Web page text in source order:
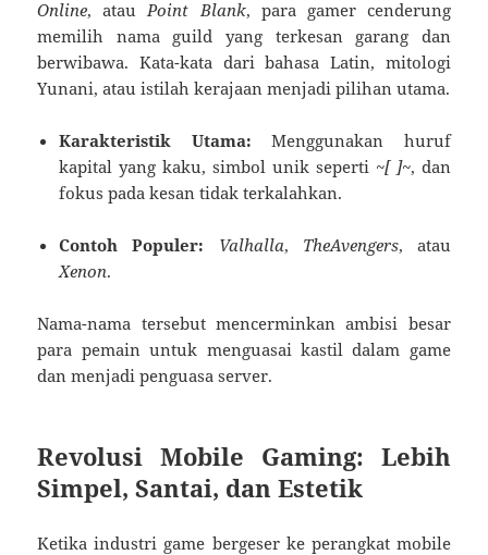
Online, atau Point Blank, para gamer cenderung
memilih nama guild yang terkesan garang dan
berwibawa. Kata-kata dari bahasa Latin, mitologi
Yunani, atau istilah kerajaan menjadi pilihan utama.
Karakteristik Utama: Menggunakan huruf
kapital yang kaku, simbol unik seperti ~[ ]~, dan
fokus pada kesan tidak terkalahkan.
Contoh Populer: Valhalla, TheAvengers, atau
Xenon.
Nama-nama tersebut mencerminkan ambisi besar
para pemain untuk menguasai kastil dalam game
dan menjadi penguasa server.
Revolusi Mobile Gaming: Lebih
Simpel, Santai, dan Estetik
Ketika industri game bergeser ke perangkat mobile